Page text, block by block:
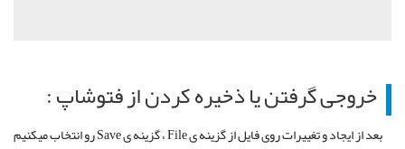
خروجی گرفتن یا ذخیره کردن از فتوشاپ :
بعد از ایجاد و تغییرات روی فایل از گزینه ی File ، گزینه ی Save رو انتخاب میکنیم